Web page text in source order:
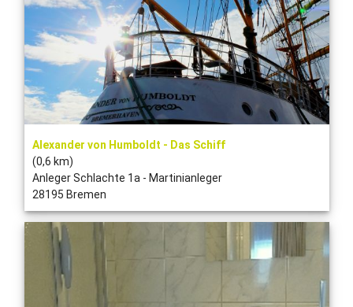
Alexander von Humboldt - Das Schiff
(0,6 km)
Anleger Schlachte 1a - Martinianleger
28195 Bremen